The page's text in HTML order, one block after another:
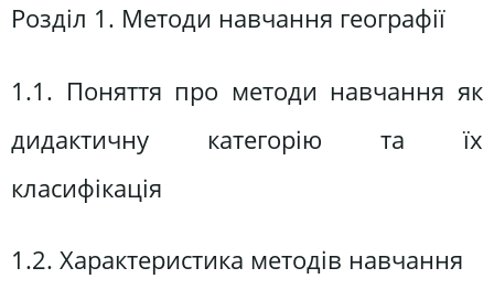
Розділ 1. Методи навчання географії
1.1. Поняття про методи навчання як
дидактичну категорію та їх
класифікація
1.2. Характеристика методів навчання